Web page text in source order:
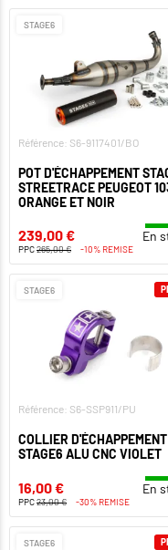
STAGE6
Référence: S6-9117401/BO
POT D'ÉCHAPPEMENT
STREETRACE PEUGEOT
ORANGE ET NOIR
239,00 € En
PPC265,00 € -10% REMISE
STAGE6
Référence: S6-SSP911/PU
COLLIER D'ÉCHAPPEMENT
STAGE6 ALU CNC VIOLET
16,00 € En
PPC23,00 € -30% REMISE
STAGE6